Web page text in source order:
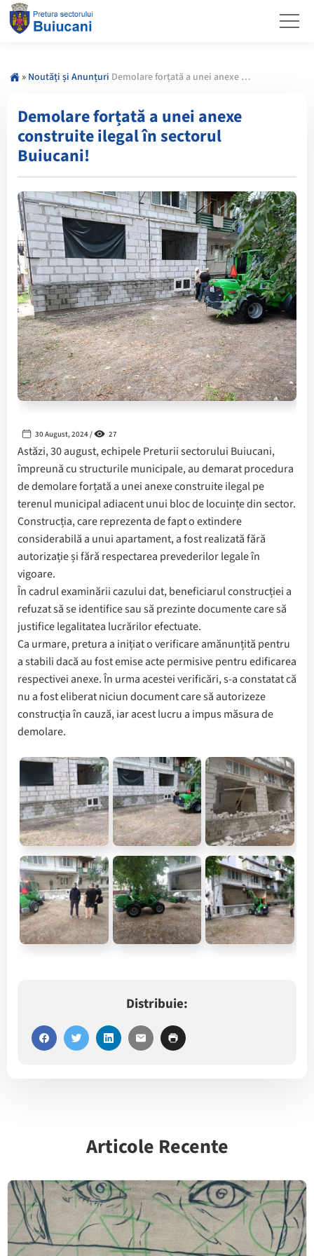
» Noutăți și Anunțuri Demolare forțată a unei anexe construite ilegal în sectorul Buiucani!
Demolare forțată a unei anexe
construite ilegal în sectorul
Buiucani!
30 August, 2024 / 27
Astăzi, 30 august, echipele Preturii sectorului Buiucani,
împreună cu structurile municipale, au demarat procedura
de demolare forțată a unei anexe construite ilegal pe
terenul municipal adiacent unui bloc de locuințe din sector.
Construcția, care reprezenta de fapt o extindere
considerabilă a unui apartament, a fost realizată fără
autorizație și fără respectarea prevederilor legale în
vigoare.
În cadrul examinării cazului dat, beneficiarul construcției a
refuzat să se identifice sau să prezinte documente care să
justifice legalitatea lucrărilor efectuate.
Ca urmare, pretura a inițiat o verificare amănunțită pentru
a stabili dacă au fost emise acte permisive pentru edificarea
respectivei anexe. În urma acestei verificări, s-a constatat că
nu a fost eliberat niciun document care să autorizeze
construcția în cauză, iar acest lucru a impus măsura de
demolare.
Distribuie:
Articole Recente